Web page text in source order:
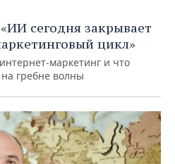
сегодня закрывает
цикл»
маркетинг и что
гребне волны